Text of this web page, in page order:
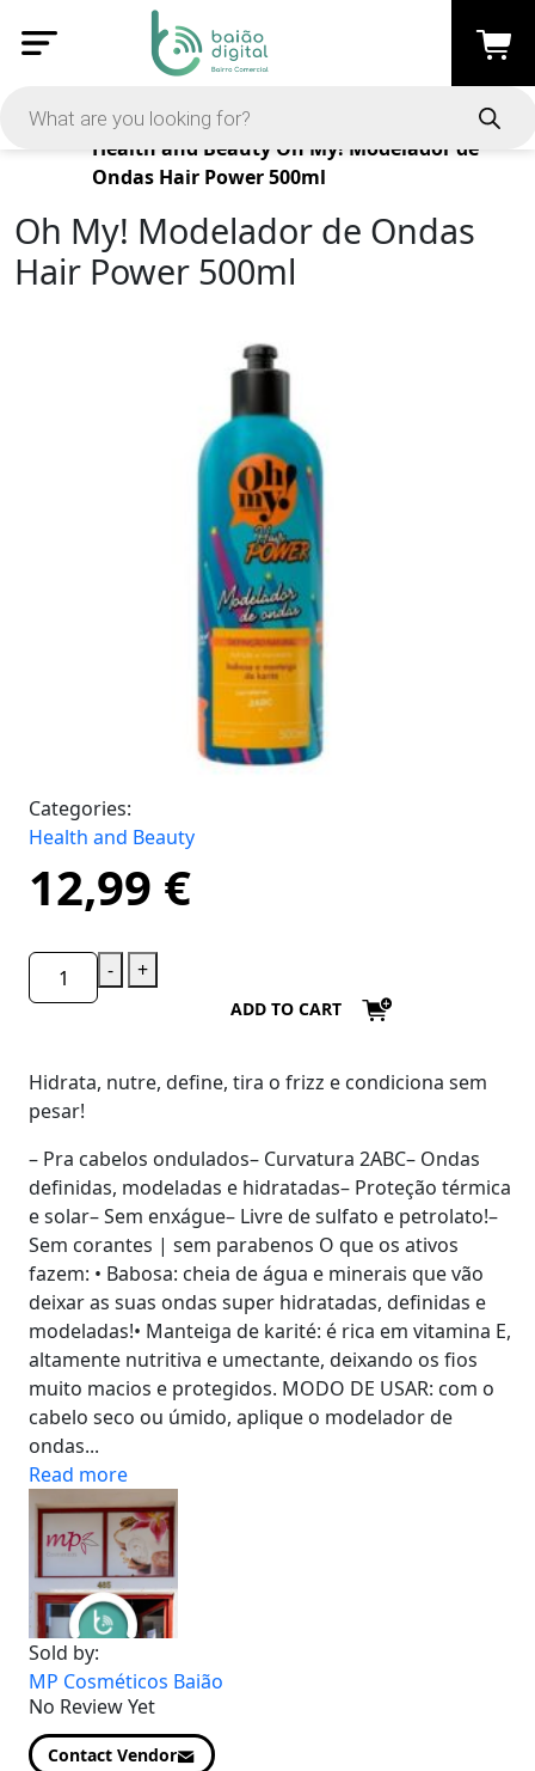
Products
Health and Beauty Oh My! Modelador de
Ondas Hair Power 500ml
Oh My! Modelador de Ondas
Hair Power 500ml
Categories:
Health and Beauty
12,99 €
- +
ADD TO CART
Hidrata, nutre, define, tira o frizz e condiciona sem
pesar!
​– Pra cabelos ondulados– Curvatura 2ABC– Ondas
definidas, modeladas e hidratadas– Proteção térmica
e solar– Sem enxágue– Livre de sulfato e petrolato!–
Sem corantes | sem parabenos O que os ativos
fazem: • Babosa: cheia de água e minerais que vão
deixar as suas ondas super hidratadas, definidas e
modeladas!• Manteiga de karité: é rica em vitamina E,
altamente nutritiva e umectante, deixando os fios
muito macios e protegidos. MODO DE USAR: com o
cabelo seco ou úmido, aplique o modelador de
ondas...
Read more
Sold by:
MP Cosméticos Baião
No Review Yet
Contact Vendor